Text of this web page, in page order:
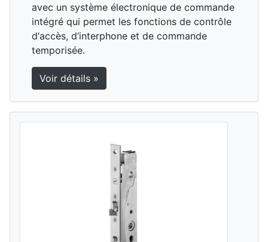
avec un système électronique de commande
intégré qui permet les fonctions de contrôle
d‘accès, d‘interphone et de commande
temporisée.
Voir détails »